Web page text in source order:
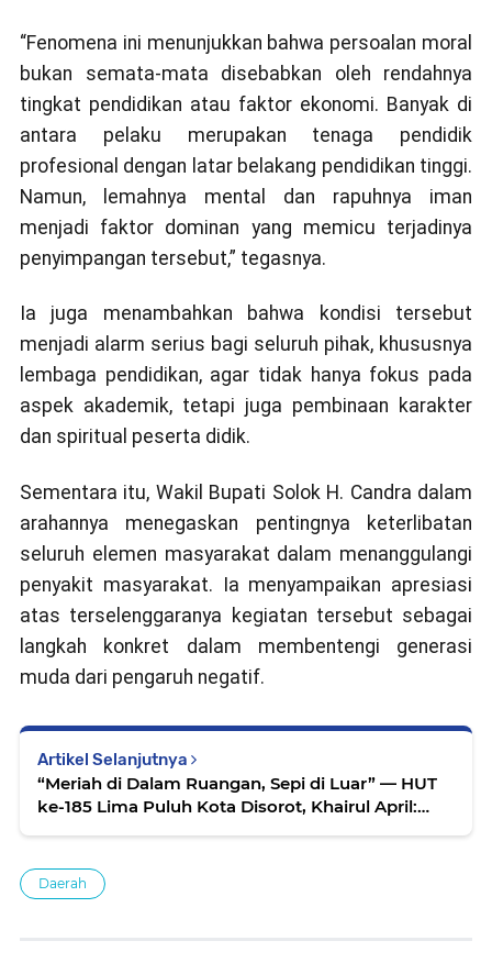
“Fenomena ini menunjukkan bahwa persoalan moral
bukan semata-mata disebabkan oleh rendahnya
tingkat pendidikan atau faktor ekonomi. Banyak di
antara pelaku merupakan tenaga pendidik
profesional dengan latar belakang pendidikan tinggi.
Namun, lemahnya mental dan rapuhnya iman
menjadi faktor dominan yang memicu terjadinya
penyimpangan tersebut,” tegasnya.
Ia juga menambahkan bahwa kondisi tersebut
menjadi alarm serius bagi seluruh pihak, khususnya
lembaga pendidikan, agar tidak hanya fokus pada
aspek akademik, tetapi juga pembinaan karakter
dan spiritual peserta didik.
Sementara itu, Wakil Bupati Solok H. Candra dalam
arahannya menegaskan pentingnya keterlibatan
seluruh elemen masyarakat dalam menanggulangi
penyakit masyarakat. Ia menyampaikan apresiasi
atas terselenggaranya kegiatan tersebut sebagai
langkah konkret dalam membentengi generasi
muda dari pengaruh negatif.
Artikel Selanjutnya
“Meriah di Dalam Ruangan, Sepi di Luar” — HUT
ke-185 Lima Puluh Kota Disorot, Khairul April:
Daerah